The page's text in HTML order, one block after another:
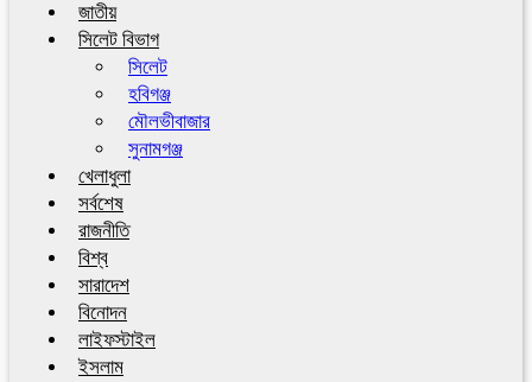
জাতীয়
সিলেট বিভাগ
সিলেট
হবিগঞ্জ
মৌলভীবাজার
সুনামগঞ্জ
খেলাধুলা
সর্বশেষ
রাজনীতি
বিশ্ব
সারাদেশ
বিনোদন
লাইফস্টাইল
ইসলাম